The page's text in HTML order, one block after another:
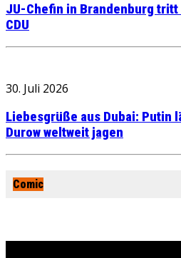
JU-Chefin in Brandenburg
CDU
30. Juli 2026
Liebesgrüße aus Dubai: Putin
Durow weltweit jagen
Comic